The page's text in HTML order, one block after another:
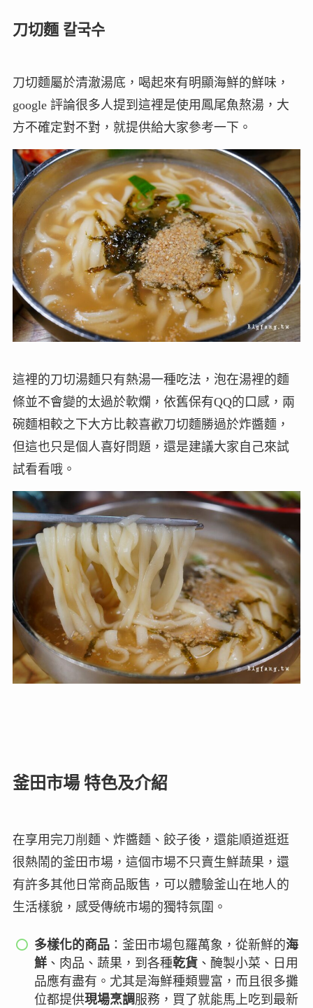
刀切麵 칼국수
刀切麵屬於清澈湯底，喝起來有明顯海鮮的鮮味，
google 評論很多人提到這裡是使用鳳尾魚熬湯，大
方不確定對不對，就提供給大家參考一下。
這裡的刀切湯麵只有熱湯一種吃法，泡在湯裡的麵
條並不會變的太過於軟爛，依舊保有QQ的口感，兩
碗麵相較之下大方比較喜歡刀切麵勝過於炸醬麵，
但這也只是個人喜好問題，還是建議大家自己來試
試看看哦。
釜田市場 特色及介紹
在享用完刀削麵、炸醬麵、餃子後，還能順道逛逛
很熱鬧的釜田市場，這個市場不只賣生鮮蔬果，還
有許多其他日常商品販售，可以體驗釜山在地人的
生活樣貌，感受傳統市場的獨特氛圍。
多樣化的商品 ：釜田市場包羅萬象，從新鮮的海
鮮 、肉品、蔬果，到各種乾貨 、醃製小菜、日用
品應有盡有。尤其是海鮮種類豐富，而且很多攤
位都提供現場烹調服務，買了就能馬上吃到最新